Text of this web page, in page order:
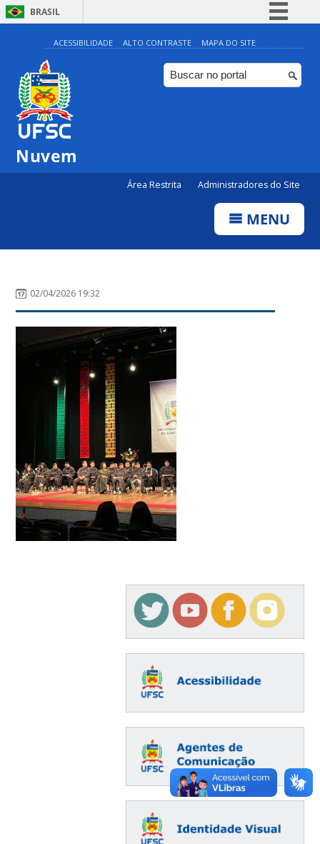
BRASIL
Simplifique!
Comunica BR
Participe
ACESSIBILIDADE ALTO CONTRASTE MAPA DO SITE
Nuvem
Área Restrita Administradores do Site
MENU
02/04/2026 19:32